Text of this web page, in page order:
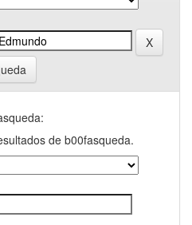
de b00fasqueda.